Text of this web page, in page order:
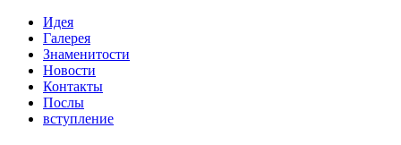
Идея
Галерея
Знаменитости
Новости
Контакты
Послы
вступление